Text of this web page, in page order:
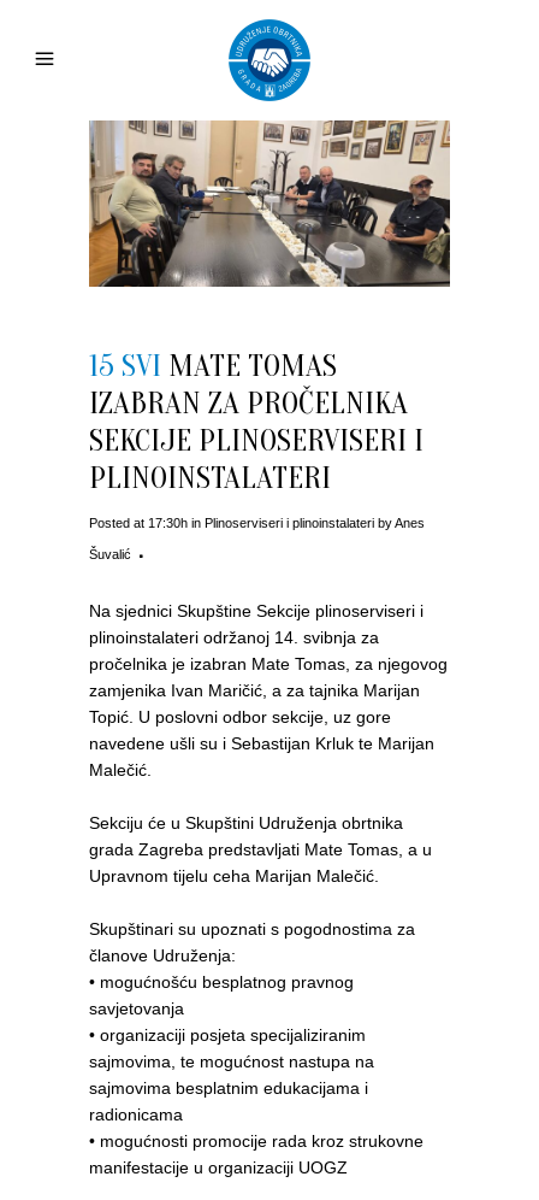
15 SVI MATE TOMAS
IZABRAN ZA PROČELNIKA
SEKCIJE PLINOSERVISERI I
PLINOINSTALATERI
Posted at 17:30h in Plinoserviseri i plinoinstalateri byAnes
Šuvalić
Na sjednici Skupštine Sekcije plinoserviseri i
plinoinstalateri održanoj 14. svibnja za
pročelnika je izabran Mate Tomas, za njegovog
zamjenika Ivan Maričić, a za tajnika Marijan
Topić. U poslovni odbor sekcije, uz gore
navedene ušli su i Sebastijan Krluk te Marijan
Malečić.
Sekciju će u Skupštini Udruženja obrtnika
grada Zagreba predstavljati Mate Tomas, a u
Upravnom tijelu ceha Marijan Malečić.
Skupštinari su upoznati s pogodnostima za
članove Udruženja:
• mogućnošću besplatnog pravnog
savjetovanja
• organizaciji posjeta specijaliziranim
sajmovima, te mogućnost nastupa na
sajmovima besplatnim edukacijama i
radionicama
• mogućnosti promocije rada kroz strukovne
manifestacije u organizaciji UOGZ